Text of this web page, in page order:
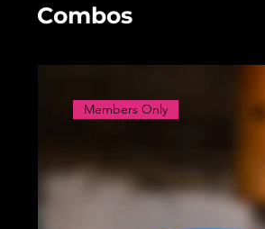
Combos
Members Only